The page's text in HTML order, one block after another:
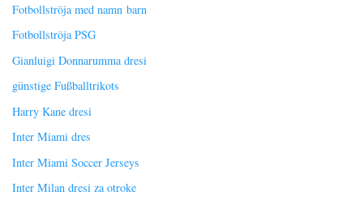
Fotbollströja med namn barn
Fotbollströja PSG
Gianluigi Donnarumma dresi
günstige Fußballtrikots
Harry Kane dresi
Inter Miami dres
Inter Miami Soccer Jerseys
Inter Milan dresi za otroke